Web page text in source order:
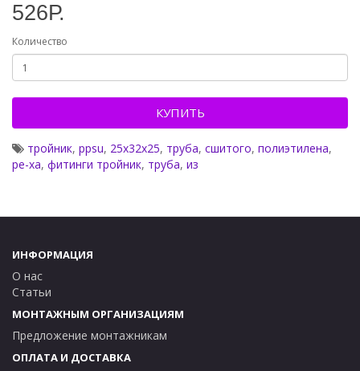
526Р.
Количество
КУПИТЬ
тройник, ppsu, 25x32x25, труба, сшитого, полиэтилена,
pe-xa, фитинги тройник, труба, из
ИНФОРМАЦИЯ
О нас
Статьи
МОНТАЖНЫМ ОРГАНИЗАЦИЯМ
Предложение монтажникам
ОПЛАТА И ДОСТАВКА